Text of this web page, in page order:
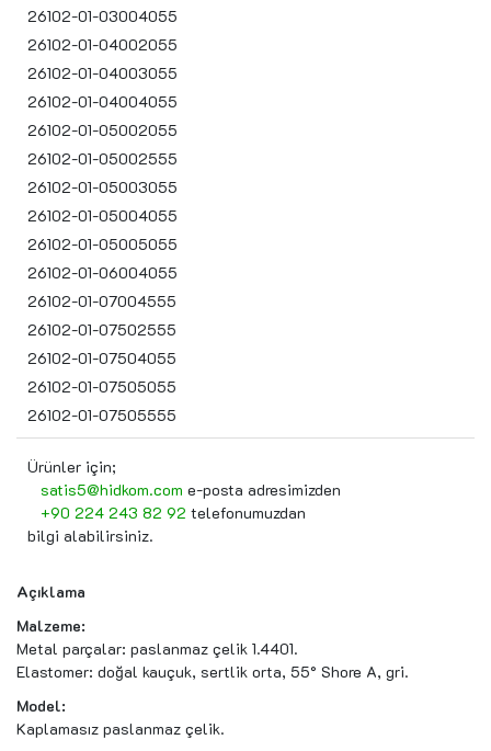
26102-01-03004055
26102-01-04002055
26102-01-04003055
26102-01-04004055
26102-01-05002055
26102-01-05002555
26102-01-05003055
26102-01-05004055
26102-01-05005055
26102-01-06004055
26102-01-07004555
26102-01-07502555
26102-01-07504055
26102-01-07505055
26102-01-07505555
Ürünler için;
satis5@hidkom.com e-posta adresimizden
+90 224 243 82 92 telefonumuzdan
bilgi alabilirsiniz.
Açıklama
Malzeme:
Metal parçalar: paslanmaz çelik 1.4401.
Elastomer: doğal kauçuk, sertlik orta, 55° Shore A, gri.
Model:
Kaplamasız paslanmaz çelik.